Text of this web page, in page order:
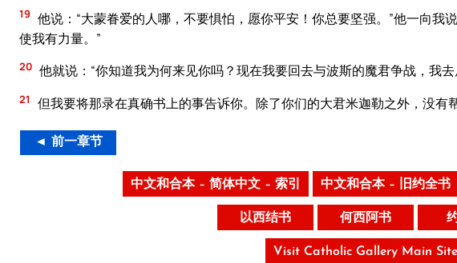
19 他说：“大蒙眷爱的人哪，不要惧怕，愿你平安！你总要坚强。”他一向我
使我有力量。”
20 他就说：“你知道我为何来见你吗？现在我要回去与波斯的魔君争战，我
21 但我要将那录在真确书上的事告诉你。除了你们的大君米迦勒之外，没有
◄ 前一章节
中文和合本 – 简体中文 – 索引 中文和合本 – 旧约全书
以西结书 何西阿书
Visit Catholic Gallery Main Site